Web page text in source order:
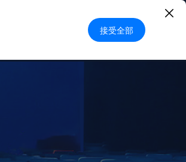
申请试用
接受全部